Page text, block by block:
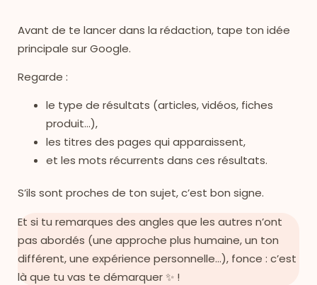
Avant de te lancer dans la rédaction, tape ton idée
principale sur Google.
Regarde :
le type de résultats (articles, vidéos, fiches
produit…),
les titres des pages qui apparaissent,
et les mots récurrents dans ces résultats.
S’ils sont proches de ton sujet, c’est bon signe.
Et si tu remarques des angles que les autres n’ont
pas abordés (une approche plus humaine, un ton
différent, une expérience personnelle…), fonce : c’est
là que tu vas te démarquer ✨ !